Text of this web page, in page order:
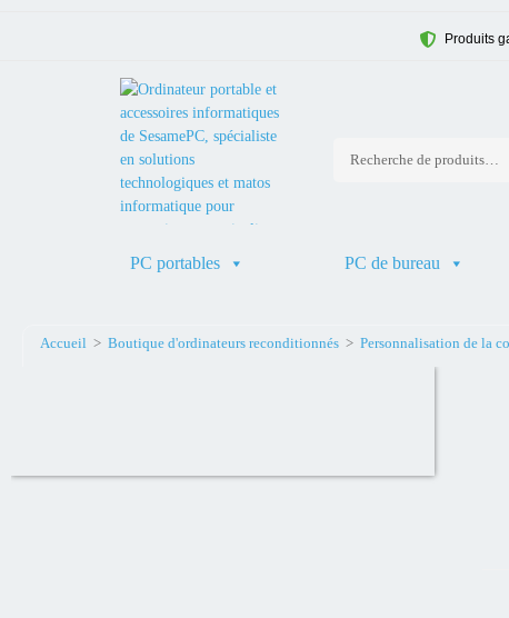
Produits
PC portables PC de bureau
Accueil > Boutique d'ordinateurs reconditionnés > Personnalisation de la